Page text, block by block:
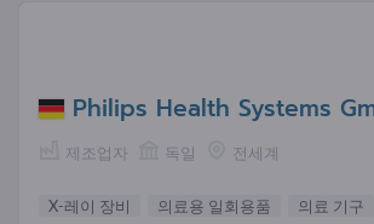
Philips Health Systems
제조업자 독일 전세계
X-레이 장비 의료용 일회용품
의료 기구